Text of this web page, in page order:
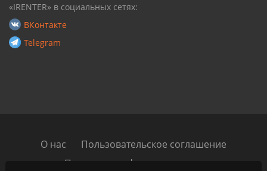
«IRENTER» в социальных сетях:
ВКонтакте
Telegram
О нас
Пользовательское соглашение
Политика конфиденциальности